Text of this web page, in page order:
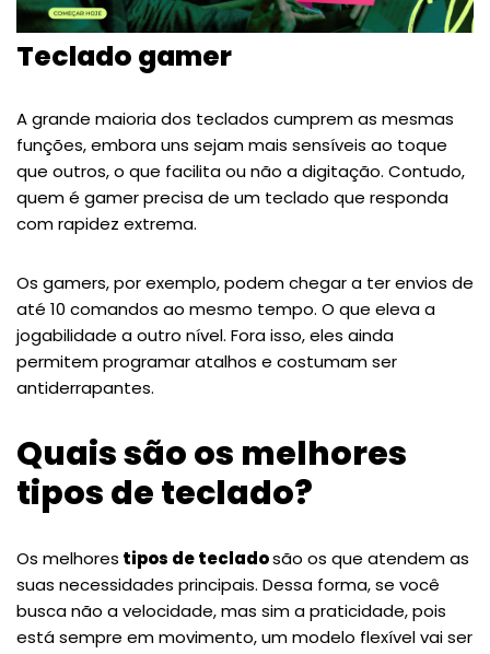
Teclado gamer
A grande maioria dos teclados cumprem as mesmas
funções, embora uns sejam mais sensíveis ao toque
que outros, o que facilita ou não a digitação. Contudo,
quem é gamer precisa de um teclado que responda
com rapidez extrema.
Os gamers, por exemplo, podem chegar a ter envios de
até 10 comandos ao mesmo tempo. O que eleva a
jogabilidade a outro nível. Fora isso, eles ainda
permitem programar atalhos e costumam ser
antiderrapantes.
Quais são os melhores
tipos de teclado?
Os melhores tipos de tecladosão os que atendem as
suas necessidades principais. Dessa forma, se você
busca não a velocidade, mas sim a praticidade, pois
está sempre em movimento, um modelo flexível vai ser